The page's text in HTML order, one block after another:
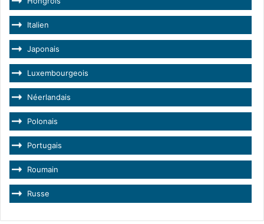
Italien
Japonais
Luxembourgeois
Néerlandais
Polonais
Portugais
Roumain
Russe